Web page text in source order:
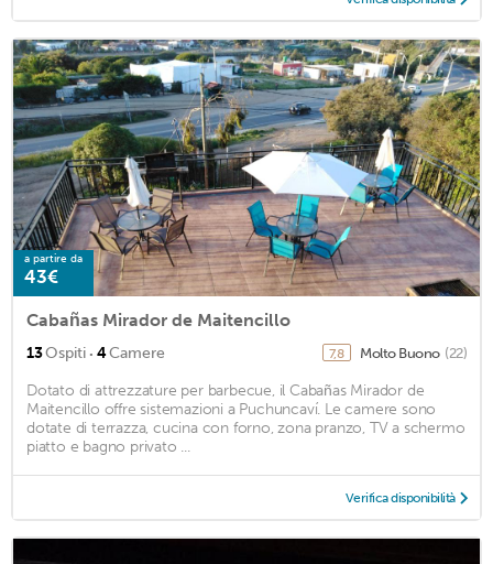
a partire da
43€
Cabañas Mirador de Maitencillo
13Ospiti · 4Camere 7,8 Molto Buono (22)
Dotato di attrezzature per barbecue, il Cabañas Mirador de
Maitencillo offre sistemazioni a Puchuncaví. Le camere sono
dotate di terrazza, cucina con forno, zona pranzo, TV a schermo
piatto e bagno privato ...
Verifica disponibilità